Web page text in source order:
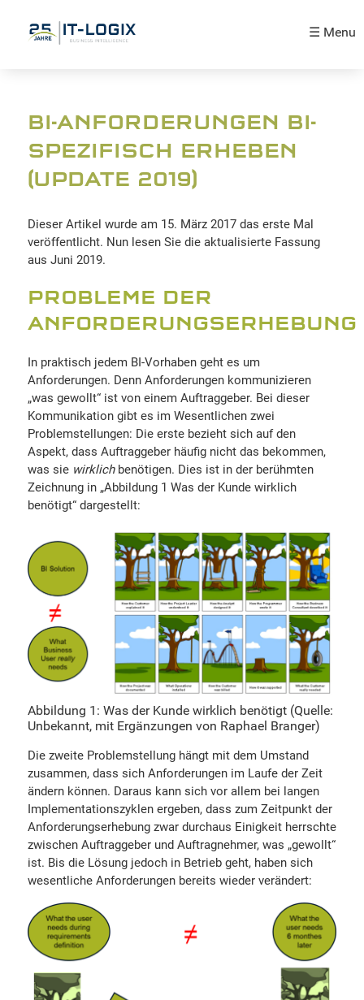
☰ Menu
BI-ANFORDERUNGEN BI-
SPEZIFISCH ERHEBEN
(UPDATE 2019)
Dieser Artikel wurde am 15. März 2017 das erste Mal
veröffentlicht. Nun lesen Sie die aktualisierte Fassung
aus Juni 2019.
PROBLEME DER
ANFORDERUNGSERHEBUNG
In praktisch jedem BI-Vorhaben geht es um
Anforderungen. Denn Anforderungen kommunizieren
„was gewollt“ ist von einem Auftraggeber. Bei dieser
Kommunikation gibt es im Wesentlichen zwei
Problemstellungen: Die erste bezieht sich auf den
Aspekt, dass Auftraggeber häufig nicht das bekommen,
was sie wirklichbenötigen. Dies ist in der berühmten
Zeichnung in „Abbildung 1 Was der Kunde wirklich
benötigt“ dargestellt:
Abbildung 1: Was der Kunde wirklich benötigt (Quelle:
Unbekannt, mit Ergänzungen von Raphael Branger)
Die zweite Problemstellung hängt mit dem Umstand
zusammen, dass sich Anforderungen im Laufe der Zeit
ändern können. Daraus kann sich vor allem bei langen
Implementationszyklen ergeben, dass zum Zeitpunkt der
Anforderungserhebung zwar durchaus Einigkeit herrschte
zwischen Auftraggeber und Auftragnehmer, was „gewollt“
ist. Bis die Lösung jedoch in Betrieb geht, haben sich
wesentliche Anforderungen bereits wieder verändert: